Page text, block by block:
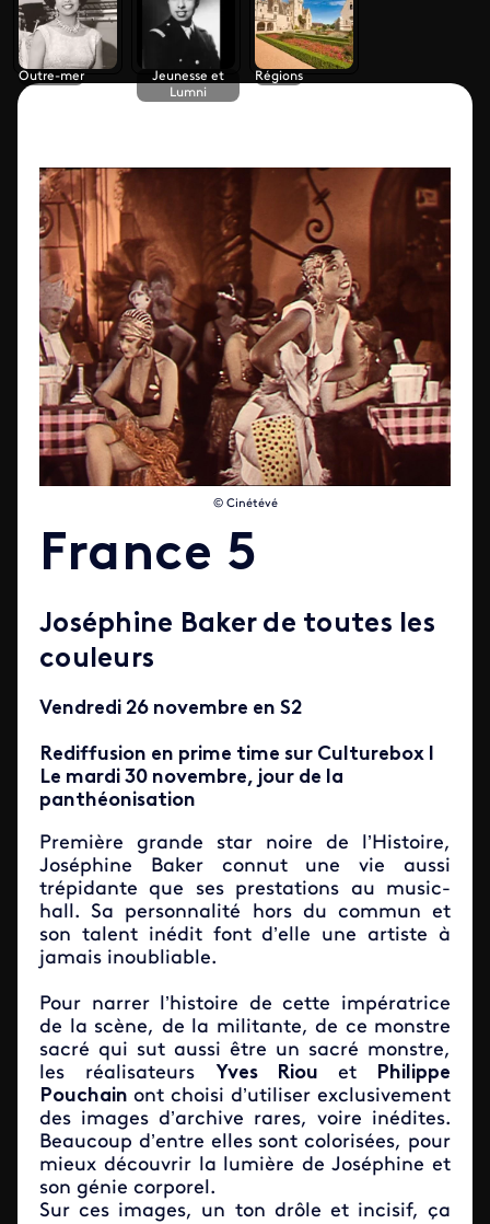
Outre-mer
Jeunesse et
Lumni
Régions
© Cinétévé
France 5
Joséphine Baker de toutes les
couleurs
Vendredi 26 novembre en S2
Rediffusion en prime time sur Culturebox l
Le mardi 30 novembre, jour de la
panthéonisation
Première grande star noire de l’Histoire,
Joséphine Baker connut une vie aussi
trépidante que ses prestations au music-
hall. Sa personnalité hors du commun et
son talent inédit font d’elle une artiste à
jamais inoubliable.
Pour narrer l’histoire de cette impératrice
de la scène, de la militante, de ce monstre
sacré qui sut aussi être un sacré monstre,
les réalisateurs Yves Riouet Philippe
Pouchain ont choisi d’utiliser exclusivement
des images d’archive rares, voire inédites.
Beaucoup d’entre elles sont colorisées, pour
mieux découvrir la lumière de Joséphine et
son génie corporel.
Sur ces images, un ton drôle et incisif, ça